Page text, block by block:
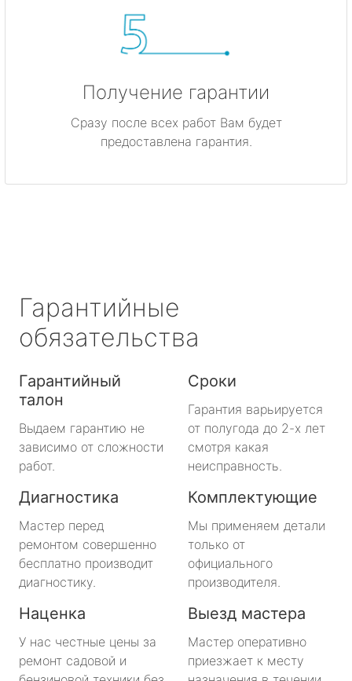
Получение гарантии
Сразу после всех работ Вам будет
предоставлена гарантия.
Гарантийные
обязательства
Гарантийный
талон
Выдаем гарантию не
зависимо от сложности
работ.
Сроки
Гарантия варьируется
от полугода до 2-х лет
смотря какая
неисправность.
Диагностика
Мастер перед
ремонтом совершенно
бесплатно производит
диагностику.
Комплектующие
Мы применяем детали
только от
официального
производителя.
Наценка
У нас честные цены за
ремонт садовой и
Выезд мастера
Мастер оперативно
приезжает к месту